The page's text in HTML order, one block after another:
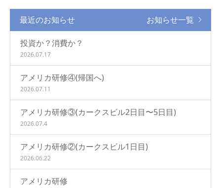
最近のお知らせ お知らせ一覧
投資か？消費か？
2026.07.17
アメリカ研修④(帰国へ)
2026.07.11
アメリカ研修③(カークスビル2日目〜5日目)
2026.07.4
アメリカ研修②(カークスビル1日目)
2026.06.22
アメリカ研修